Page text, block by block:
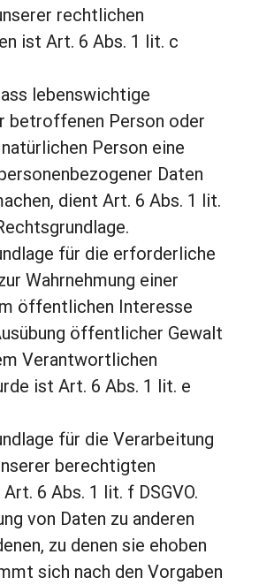
rechtlichen
ist Art. 6 Abs. 1 lit. c
lebenswichtige
betroffenen Person oder
Person eine
Daten
dient Art. 6 Abs. 1 lit.
für die erforderliche
Wahrnehmung einer
öffentlichen Interesse
öffentlicher Gewalt
Verantwortlichen
ist Art. 6 Abs. 1 lit. e
für die Verarbeitung
berechtigten
6 Abs. 1 lit. f DSGVO.
von Daten zu anderen
zu denen sie ehoben
sich nach den Vorgaben